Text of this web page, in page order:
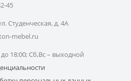
45
Студенческая, д. 4А
mebel.ru
18:00; Сб,Вс – выходной